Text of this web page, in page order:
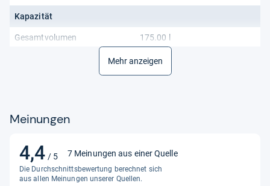
Kapazität
Gesamtvolumen 175.00 l
Gestellmaterial
Funktionalitäten
Eigenschaften höhenverstellbar
Mehr anzeigen
Meinungen
4,4 / 5
4,4
von
5
7 Meinungen aus einer Quelle
Die Durchschnittsbewertung berechnet sich
aus allen Meinungen unserer Quellen.